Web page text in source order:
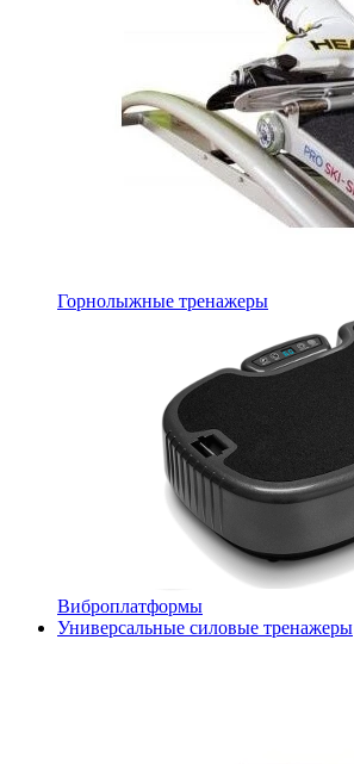
Горнолыжные тренажеры
Виброплатформы
Универсальные силовые тренажеры